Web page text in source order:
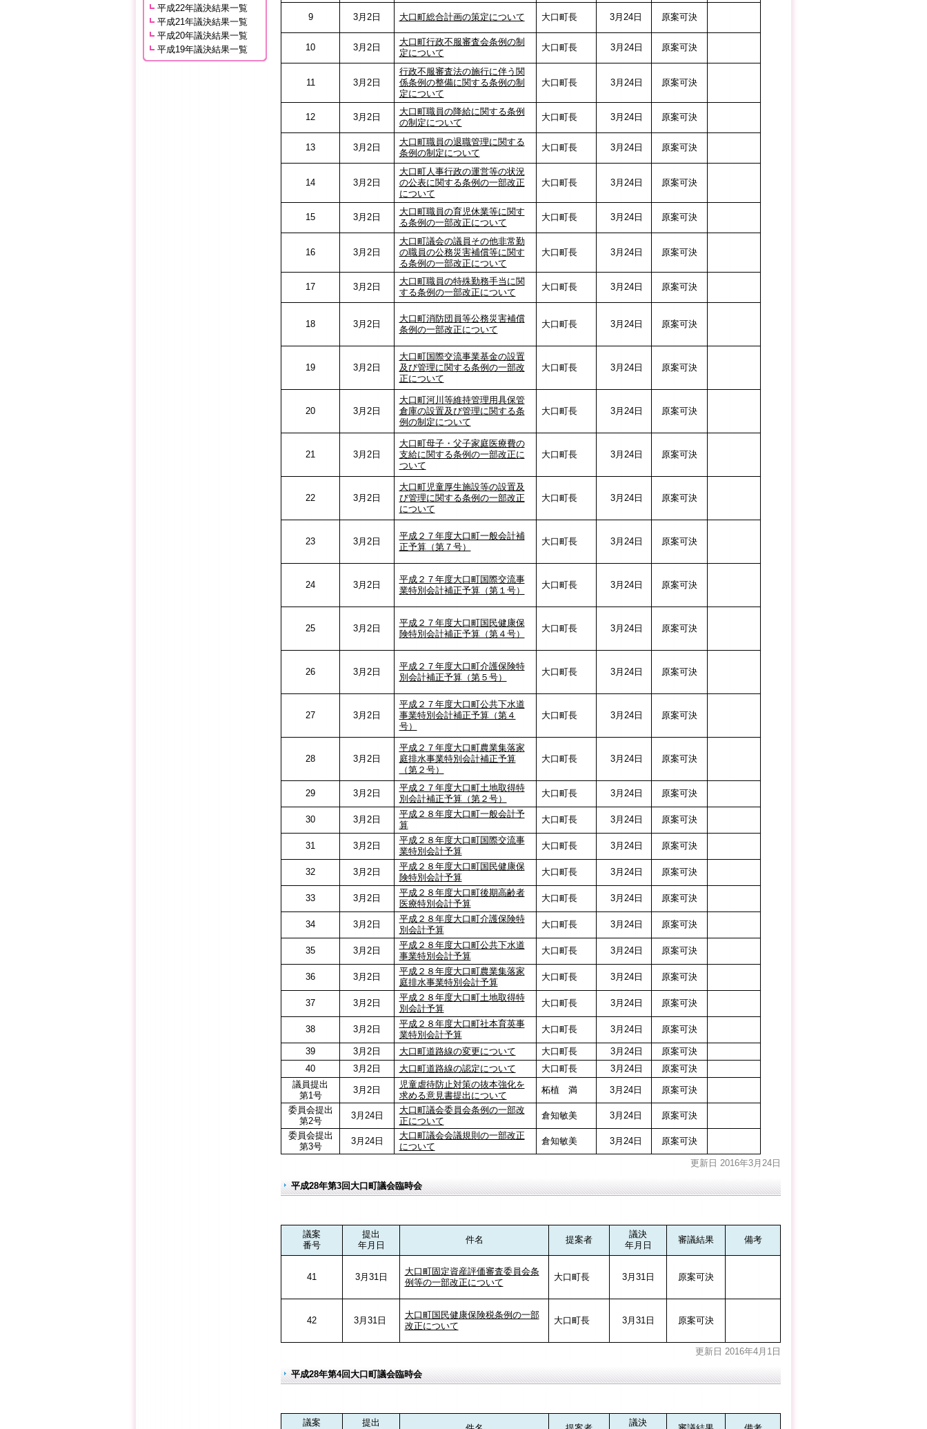
平成22年議決結果一覧
平成21年議決結果一覧
平成20年議決結果一覧
平成19年議決結果一覧
9 3月2日 大口町総合計画の策定について 大口町長 3月24日 原案可決
10 3月2日
大口町行政不服審査会条例の制
定について
大口町長 3月24日 原案可決
11 3月2日
行政不服審査法の施行に伴う関
係条例の整備に関する条例の制
定について
大口町長 3月24日 原案可決
12 3月2日
大口町職員の降給に関する条例
の制定について
大口町長 3月24日 原案可決
13 3月2日
大口町職員の退職管理に関する
条例の制定について
大口町長 3月24日 原案可決
14 3月2日
大口町人事行政の運営等の状況
の公表に関する条例の一部改正
について
大口町長 3月24日 原案可決
15 3月2日
大口町職員の育児休業等に関す
る条例の一部改正について
大口町長 3月24日 原案可決
16 3月2日
大口町議会の議員その他非常勤
の職員の公務災害補償等に関す
る条例の一部改正について
大口町長 3月24日 原案可決
17 3月2日
大口町職員の特殊勤務手当に関
する条例の一部改正について
大口町長 3月24日 原案可決
18 3月2日
大口町消防団員等公務災害補償
条例の一部改正について
大口町長 3月24日 原案可決
19 3月2日
大口町国際交流事業基金の設置
及び管理に関する条例の一部改
正について
大口町長 3月24日 原案可決
20 3月2日
大口町河川等維持管理用具保管
倉庫の設置及び管理に関する条
例の制定について
大口町長 3月24日 原案可決
21 3月2日
大口町母子・父子家庭医療費の
支給に関する条例の一部改正に
ついて
大口町長 3月24日 原案可決
22 3月2日
大口町児童厚生施設等の設置及
び管理に関する条例の一部改正
について
大口町長 3月24日 原案可決
23 3月2日
平成２７年度大口町一般会計補
正予算（第７号）
大口町長 3月24日 原案可決
24 3月2日
平成２７年度大口町国際交流事
業特別会計補正予算（第１号）
大口町長 3月24日 原案可決
25 3月2日
平成２７年度大口町国民健康保
険特別会計補正予算（第４号）
大口町長 3月24日 原案可決
26 3月2日
平成２７年度大口町介護保険特
別会計補正予算（第５号）
大口町長 3月24日 原案可決
27 3月2日
平成２７年度大口町公共下水道
事業特別会計補正予算（第４
号）
大口町長 3月24日 原案可決
28 3月2日
平成２７年度大口町農業集落家
庭排水事業特別会計補正予算
（第２号）
大口町長 3月24日 原案可決
29 3月2日
平成２７年度大口町土地取得特
別会計補正予算（第２号）
大口町長 3月24日 原案可決
30 3月2日
平成２８年度大口町一般会計予
算
大口町長 3月24日 原案可決
31 3月2日
平成２８年度大口町国際交流事
業特別会計予算
大口町長 3月24日 原案可決
32 3月2日
平成２８年度大口町国民健康保
険特別会計予算
大口町長 3月24日 原案可決
33 3月2日
平成２８年度大口町後期高齢者
医療特別会計予算
大口町長 3月24日 原案可決
34 3月2日
平成２８年度大口町介護保険特
別会計予算
大口町長 3月24日 原案可決
35 3月2日
平成２８年度大口町公共下水道
事業特別会計予算
大口町長 3月24日 原案可決
36 3月2日
平成２８年度大口町農業集落家
庭排水事業特別会計予算
大口町長 3月24日 原案可決
37 3月2日
平成２８年度大口町土地取得特
別会計予算
大口町長 3月24日 原案可決
38 3月2日
平成２８年度大口町社本育英事
業特別会計予算
大口町長 3月24日 原案可決
39 3月2日 大口町道路線の変更について 大口町長 3月24日
原案可決
40
3月2日 大口町道路線の認定について 大口町長 3月24日
原案可決
議員提出
第1号
3月2日
児童虐待防止対策の抜本強化を
求める意見書提出について
柘植 満 3月24日
原案可決
委員会提出
第2号
3月24日
大口町議会委員会条例の一部改
正について
倉知敏美 3月24日
原案可決
委員会提出
第3号
3月24日
大口町議会会議規則の一部改正
について
倉知敏美 3月24日 原案可決
更新日 2016年3月24日
平成28年第3回大口町議会臨時会
議案
番号
提出
年月日
件名 提案者
議決
年月日
審議結果 備考
41 3月31日
大口町固定資産評価審査委員会条
例等の一部改正について
大口町長 3月31日 原案可決
42 3月31日
大口町国民健康保険税条例の一部
改正について
大口町長 3月31日 原案可決
更新日 2016年4月1日
平成28年第4回大口町議会臨時会
議案
提出
議決